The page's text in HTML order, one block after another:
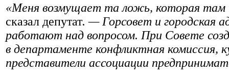
«Меня возмущает та ложь, которая там
сказал депутат. — Горсовет и городская
работают над вопросом. При Совете
в департаменте конфликтная комиссия,
представители ассоциации